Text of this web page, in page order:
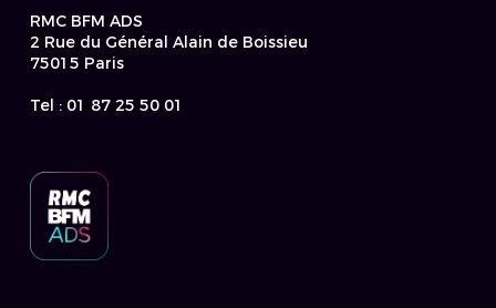
RMC BFM ADS
2 Rue du Général Alain de Boissieu
75015 Paris
Tel : 01 87 25 50 01